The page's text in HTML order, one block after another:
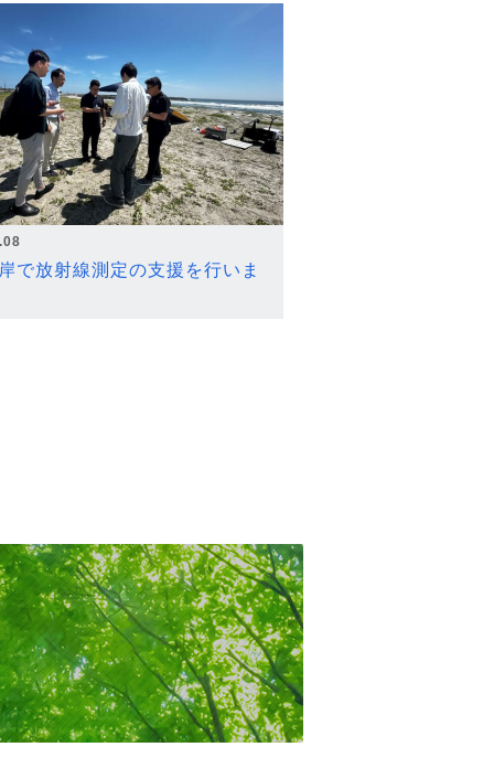
で放射線測定の支援を行いま